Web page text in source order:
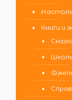
Книги и